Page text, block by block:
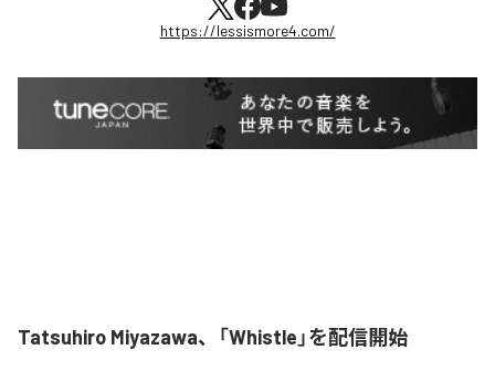
https://lessismore4.com/
Tatsuhiro Miyazawa、「Whistle」を配信開始